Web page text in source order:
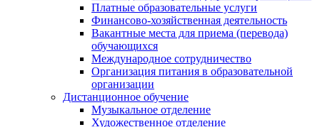
Платные образовательные услуги
Финансово-хозяйственная деятельность
Вакантные места для приема (перевода)
обучающихся
Международное сотрудничество
Организация питания в образовательной
организации
Дистанционное обучение
Музыкальное отделение
Художественное отделение